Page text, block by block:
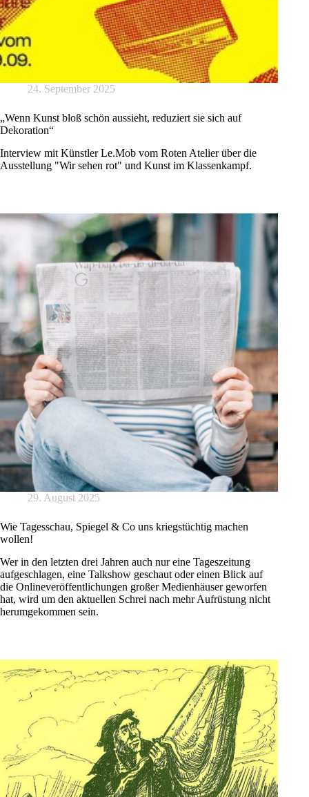
24. September 2025
„Wenn Kunst bloß schön aussieht, reduziert sie sich auf
Dekoration“
Interview mit Künstler Le.Mob vom Roten Atelier über die
Ausstellung "Wir sehen rot" und Kunst im Klassenkampf.
29. August 2025
Wie Tagesschau, Spiegel & Co uns kriegstüchtig machen
wollen!
Wer in den letzten drei Jahren auch nur eine Tageszeitung
aufgeschlagen, eine Talkshow geschaut oder einen Blick auf
die Onlineveröffentlichungen großer Medienhäuser geworfen
hat, wird um den aktuellen Schrei nach mehr Aufrüstung nicht
herumgekommen sein.